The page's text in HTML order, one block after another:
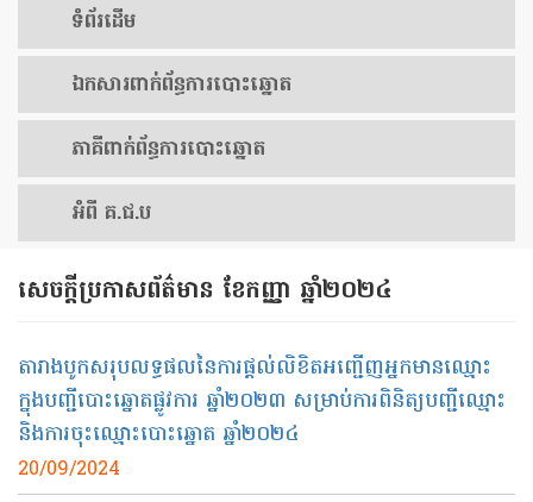
ទំព័រ​ដើម
ឯកសារ​ពាក់ព័ន្ធ​ការ​បោះឆ្នោត
​ភាគីពាក់ព័ន្ធ​​ការ​បោះឆ្នោត
អំពី គ.ជ.ប
សេចក្ដីប្រកាសព័ត៌មាន ខែកញ្ញា ឆ្នាំ២០២៤
តារាងបូកសរុបលទ្ធផលនៃការផ្តល់លិខិតអញ្ជើញអ្នកមានឈ្មោះ
ក្នុងបញ្ជីបោះឆ្នោតផ្លូវការ ឆ្នាំ២០២៣ សម្រាប់ការពិនិត្យបញ្ជីឈ្មោះ
និងការចុះឈ្មោះបោះឆ្នោត ឆ្នាំ២០២៤
20/09/2024